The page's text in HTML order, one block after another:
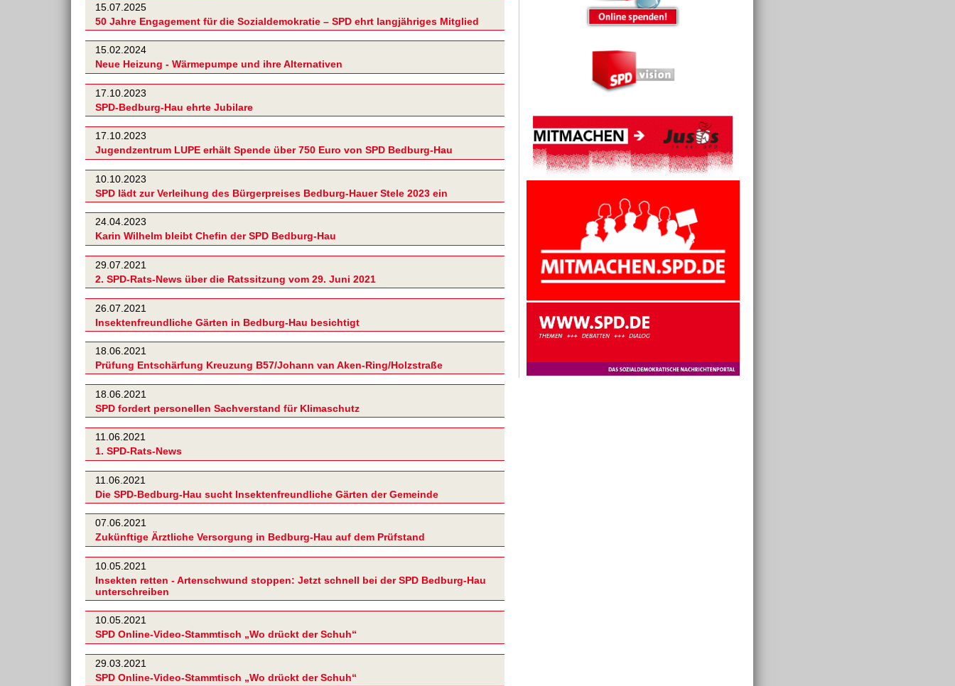
15.07.2025
50 Jahre Engagement für die Sozialdemokratie – SPD ehrt langjähriges Mitglied
15.02.2024
Neue Heizung - Wärmepumpe und ihre Alternativen
17.10.2023
SPD-Bedburg-Hau ehrte Jubilare
17.10.2023
Jugendzentrum LUPE erhält Spende über 750 Euro von SPD Bedburg-Hau
10.10.2023
SPD lädt zur Verleihung des Bürgerpreises Bedburg-Hauer Stele 2023 ein
24.04.2023
Karin Wilhelm bleibt Chefin der SPD Bedburg-Hau
29.07.2021
2. SPD-Rats-News über die Ratssitzung vom 29. Juni 2021
26.07.2021
Insektenfreundliche Gärten in Bedburg-Hau besichtigt
18.06.2021
Prüfung Entschärfung Kreuzung B57/Johann van Aken-Ring/Holzstraße
18.06.2021
SPD fordert personellen Sachverstand für Klimaschutz
11.06.2021
1. SPD-Rats-News
11.06.2021
Die SPD-Bedburg-Hau sucht Insektenfreundliche Gärten der Gemeinde
07.06.2021
Zukünftige Ärztliche Versorgung in Bedburg-Hau auf dem Prüfstand
10.05.2021
Insekten retten - Artenschwund stoppen: Jetzt schnell bei der SPD Bedburg-Hau
unterschreiben
10.05.2021
SPD Online-Video-Stammtisch „Wo drückt der Schuh“
29.03.2021
SPD Online-Video-Stammtisch „Wo drückt der Schuh“